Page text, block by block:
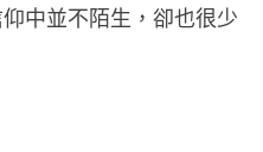
中並不陌生，卻也很少